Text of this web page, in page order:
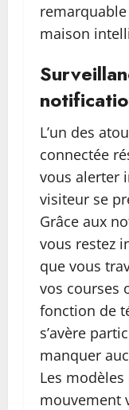
maison
L’un des
connectée
vous alerter
visiteur se
Grâce aux
vous restez
que vous
vos courses
fonction de
s’avère
manquer
Les
mouvement